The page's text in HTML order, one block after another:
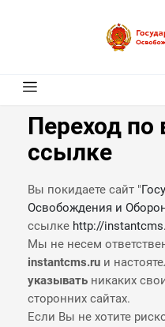
Переход по
ссылке
Вы покидаете сайт "
Освобождения и
ссылке http://
Мы не несем
instantcms.ru и
указывать никаких
сторонних сайтах.
Если Вы не хотите